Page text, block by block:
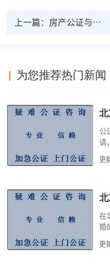
上一篇： 房产公证与房产证的法律效力都是真实有效的
为您推荐热门新闻
公
请
高
家
道
要
更
在
婚
式
更